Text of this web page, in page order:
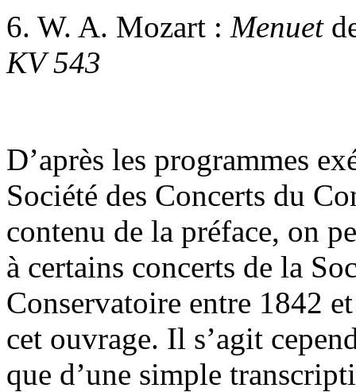
6. W. A. Mozart : Menuet
KV 543
D’après les programmes
Société des Concerts du
contenu de la préface, on
à certains concerts de la
Conservatoire entre 1842
cet ouvrage. Il s’agit
que d’une simple